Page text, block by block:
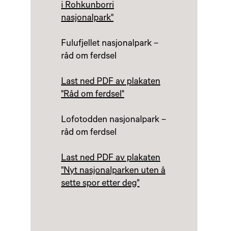
i Rohkunborri
nasjonalpark"
Fulufjellet nasjonalpark –
råd om ferdsel
Last ned PDF av plakaten
"Råd om ferdsel"
Lofotodden nasjonalpark –
råd om ferdsel
Last ned PDF av plakaten
"Nyt nasjonalparken uten å
sette spor etter deg"